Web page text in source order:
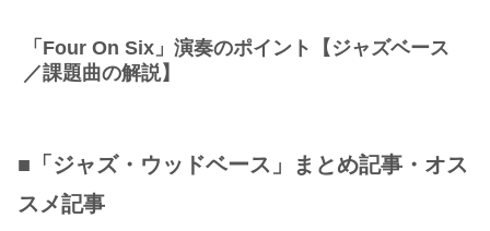
「Four On Six」演奏のポイント【ジャズベース
／課題曲の解説】
■「ジャズ・ウッドベース」まとめ記事・オス
スメ記事